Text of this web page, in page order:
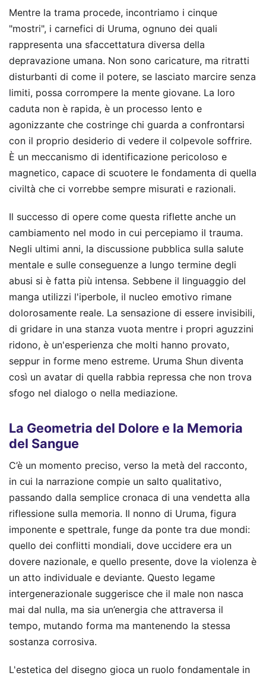
Mentre la trama procede, incontriamo i cinque
"mostri", i carnefici di Uruma, ognuno dei quali
rappresenta una sfaccettatura diversa della
depravazione umana. Non sono caricature, ma ritratti
disturbanti di come il potere, se lasciato marcire senza
limiti, possa corrompere la mente giovane. La loro
caduta non è rapida, è un processo lento e
agonizzante che costringe chi guarda a confrontarsi
con il proprio desiderio di vedere il colpevole soffrire.
È un meccanismo di identificazione pericoloso e
magnetico, capace di scuotere le fondamenta di quella
civiltà che ci vorrebbe sempre misurati e razionali.
Il successo di opere come questa riflette anche un
cambiamento nel modo in cui percepiamo il trauma.
Negli ultimi anni, la discussione pubblica sulla salute
mentale e sulle conseguenze a lungo termine degli
abusi si è fatta più intensa. Sebbene il linguaggio del
manga utilizzi l'iperbole, il nucleo emotivo rimane
dolorosamente reale. La sensazione di essere invisibili,
di gridare in una stanza vuota mentre i propri aguzzini
ridono, è un'esperienza che molti hanno provato,
seppur in forme meno estreme. Uruma Shun diventa
così un avatar di quella rabbia repressa che non trova
sfogo nel dialogo o nella mediazione.
La Geometria del Dolore e la Memoria
del Sangue
C’è un momento preciso, verso la metà del racconto,
in cui la narrazione compie un salto qualitativo,
passando dalla semplice cronaca di una vendetta alla
riflessione sulla memoria. Il nonno di Uruma, figura
imponente e spettrale, funge da ponte tra due mondi:
quello dei conflitti mondiali, dove uccidere era un
dovere nazionale, e quello presente, dove la violenza è
un atto individuale e deviante. Questo legame
intergenerazionale suggerisce che il male non nasca
mai dal nulla, ma sia un’energia che attraversa il
tempo, mutando forma ma mantenendo la stessa
sostanza corrosiva.
L'estetica del disegno gioca un ruolo fondamentale in